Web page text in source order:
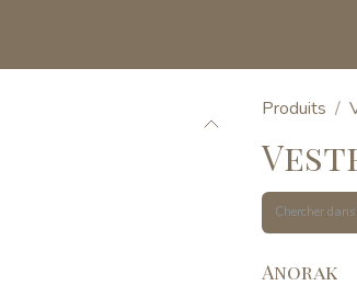
Produits
Anorak